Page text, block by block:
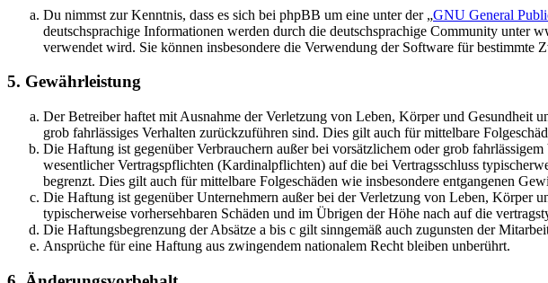
Du nimmst zur Kenntnis, dass es sich bei phpBB um eine unter der „GNU General
deutschsprachige Informationen werden durch die deutschsprachige Community
verwendet wird. Sie können insbesondere die Verwendung der Software für bestimmte
5. Gewährleistung
Der Betreiber haftet mit Ausnahme der Verletzung von Leben, Körper und Gesundheit
grob fahrlässiges Verhalten zurückzuführen sind. Dies gilt auch für mittelbare
Die Haftung ist gegenüber Verbrauchern außer bei vorsätzlichem oder grob
wesentlicher Vertragspflichten (Kardinalpflichten) auf die bei Vertragsschluss
begrenzt. Dies gilt auch für mittelbare Folgeschäden wie insbesondere entgangenen
Die Haftung ist gegenüber Unternehmern außer bei der Verletzung von Leben, Körper
typischerweise vorhersehbaren Schäden und im Übrigen der Höhe nach auf die
Die Haftungsbegrenzung der Absätze a bis c gilt sinngemäß auch zugunsten der
Ansprüche für eine Haftung aus zwingendem nationalem Recht bleiben unberührt.